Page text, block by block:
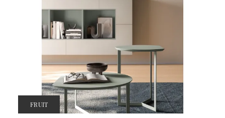
FRUIT